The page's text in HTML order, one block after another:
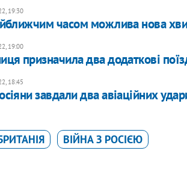
19:30
часом можлива нова
19:00
призначила два додаткові
18:45
завдали два авіаційних
ВІЙНА З РОСІЄЮ